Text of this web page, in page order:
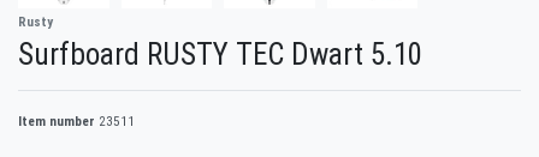
Rusty
Surfboard RUSTY TEC Dwart 5.10
Item number 23511